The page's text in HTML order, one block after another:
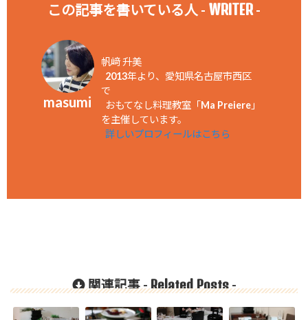
この記事を書いている人 - WRITER-
masumi
帆﨑 升美
2013年より、愛知県名古屋市西区
で
おもてなし料理教室「Ma Preiere」
を主催しています。
詳しいプロフィールはこちら
関連記事 -Related Posts-